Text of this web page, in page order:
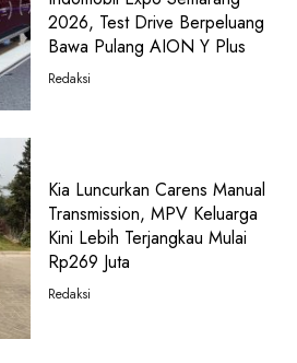
2026, Test Drive Berpeluang
Bawa Pulang AION Y Plus
Redaksi
Kia Luncurkan Carens Manual
Transmission, MPV Keluarga
Kini Lebih Terjangkau Mulai
Rp269 Juta
Redaksi